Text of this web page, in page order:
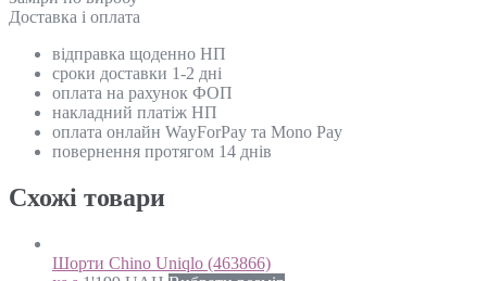
Доставка і оплата
відправка щоденно НП
сроки доставки 1-2 дні
оплата на рахунок ФОП
накладний платіж НП
оплата онлайн WayForPay та Mono Pay
повернення протягом 14 днів
Схожi товари
Шорти Chino Uniqlo (463866)